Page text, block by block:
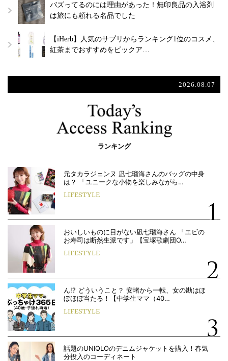
バズってるのには理由があった！無印良品の入浴剤
は旅にも頼れる名品でした
【iHerb】人気のサプリからランキング1位のコスメ、
紅茶までおすすめをピックア…
2026.08.07
ランキング
元タカラジェンヌ 凪七瑠海さんのバッグの中身
は？ 「ユニークな小物を楽しみながら…
LIFESTYLE
おいしいものに目がない凪七瑠海さん 「エビの
お寿司は断然生派です」【宝塚歌劇団O…
LIFESTYLE
ん!? どういうこと？ 安堵から一転、女の勘はほ
ぼほぼ当たる！【中学生ママ（40…
LIFESTYLE
話題のUNIQLOのデニムジャケットを購入！春気
分投入のコーディネート